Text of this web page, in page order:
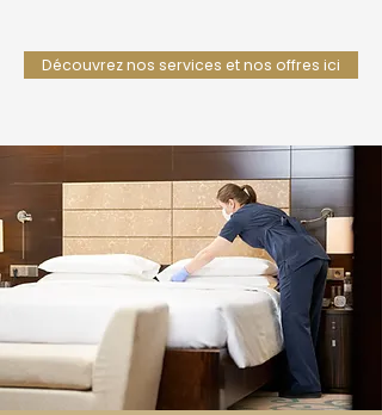
Découvrez nos services et nos offres ici